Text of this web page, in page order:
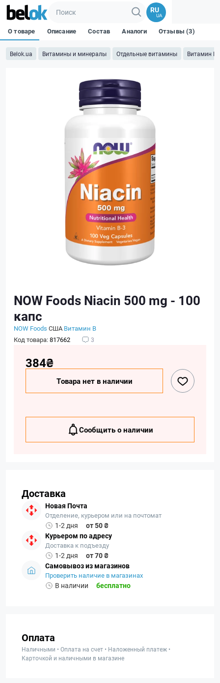
RU
UA
Belok.ua Витамины и минералы Отдельные витамины Витамин B
О товаре Описание Состав Аналоги Отзывы (3)
NOW Foods Niacin 500 mg - 100
капс
NOW Foods США Витамин B
Код товара:817662 3
384₴
Товара нет в наличии
Сообщить о наличии
Доставка
Новая Почта
Отделение, курьером или на почтомат
1-2 дня
от 50 ₴
Курьером по адресу
Доставка к подъезду
1-2 дня
от 70 ₴
Самовывоз из магазинов
Проверить наличие в магазинах
В наличии бесплатно
Оплата
Наличными • Оплата на счет • Наложенный платеж •
Карточкой и наличными в магазине